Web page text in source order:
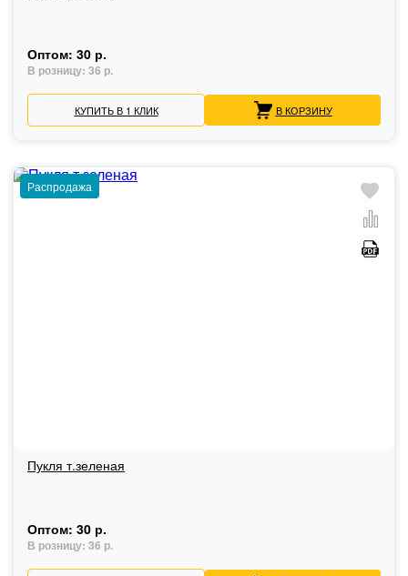
Оптом: 30 р.
В розницу: 36 р.
КУПИТЬ В 1 КЛИК В КОРЗИНУ
Распродажа
Пукля т.зеленая
Оптом: 30 р.
В розницу: 36 р.